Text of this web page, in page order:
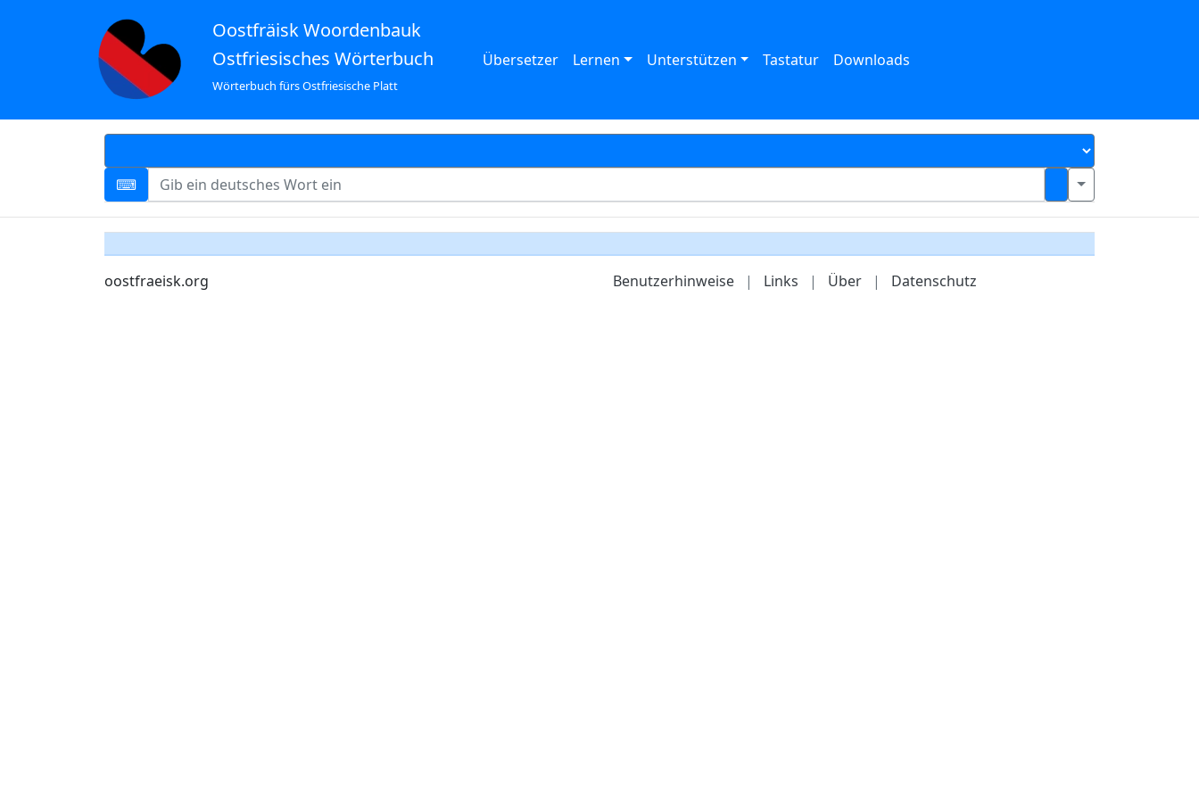
Oostfräisk Woordenbauk
Ostfriesisches Wörterbuch
Wörterbuch fürs Ostfriesische Platt
Übersetzer Lernen Unterstützen Tastatur Downloads
oostfraeisk.org Benutzerhinweise | Links | Über | Datenschutz